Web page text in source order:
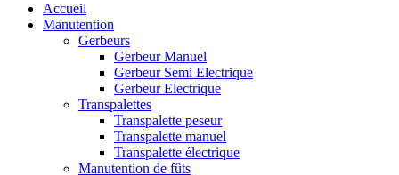
Accueil
Manutention
Gerbeurs
Gerbeur Manuel
Gerbeur Semi Electrique
Gerbeur Electrique
Transpalettes
Transpalette peseur
Transpalette manuel
Transpalette électrique
Manutention de fûts